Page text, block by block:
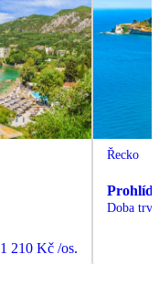
1 210 Kč /os.
Řecko
Doba